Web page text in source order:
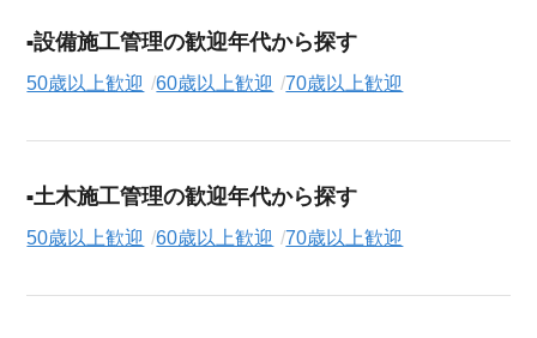
設備施工管理の歓迎年代から探す
50歳以上歓迎 60歳以上歓迎 70歳以上歓迎
土木施工管理の歓迎年代から探す
50歳以上歓迎 60歳以上歓迎 70歳以上歓迎